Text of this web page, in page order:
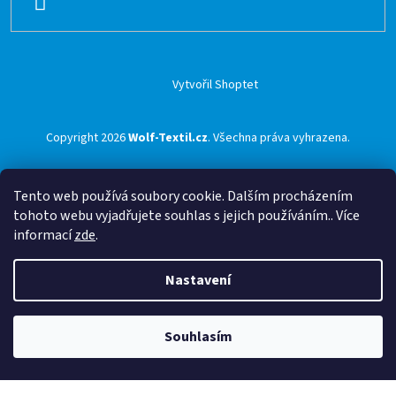
Tento web používá soubory cookie. Dalším procházením
tohoto webu vyjadřujete souhlas s jejich používáním.. Více
informacízde.
Nastavení
Souhlasím
Vytvořil Shoptet
Copyright 2026Wolf-Textil.cz. Všechna práva vyhrazena.